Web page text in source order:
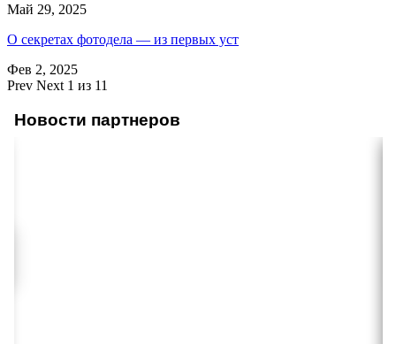
Май 29, 2025
О секретах фотодела — из первых уст
Фев 2, 2025
Prev Next 1 из 11
Новости партнеров